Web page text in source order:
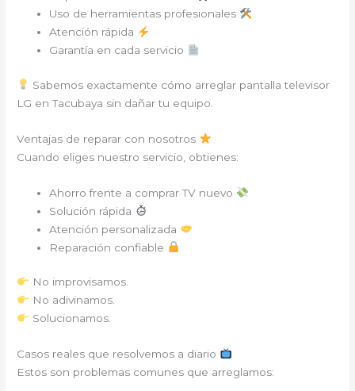
Uso de herramientas profesionales
Atención rápida
Garantía en cada servicio
Sabemos exactamente cómo arreglar pantalla televisor
LG en Tacubaya sin dañar tu equipo.
Ventajas de reparar con nosotros
Cuando eliges nuestro servicio, obtienes:
Ahorro frente a comprar TV nuevo
Solución rápida
Atención personalizada
Reparación confiable
No improvisamos.
No adivinamos.
Solucionamos.
Casos reales que resolvemos a diario
Estos son problemas comunes que arreglamos: